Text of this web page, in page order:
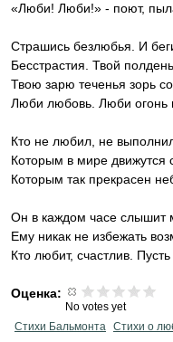
«Люби! Люби!» - поют,
Страшись безлюбья. И
Бесстрастия. Твой
Твою зарю теченья зорь
Люби любовь. Люби огонь
Кто не любил, не выполнил
Которым в мире движутся
Которым так прекрасен
Он в каждом часе слышит
Ему никак не избежать
Кто любит, счастлив. Пусть
Оценка:
No votes yet
Стихи Бальмонта Стихи о